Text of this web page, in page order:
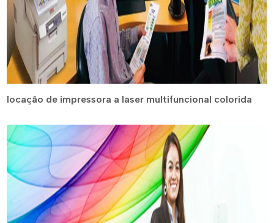
locação de impressora a laser multifuncional colorida